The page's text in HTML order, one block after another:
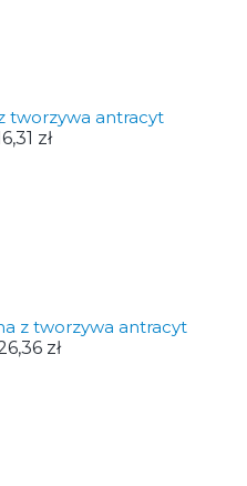
tworzywa antracyt
zł
z tworzywa antracyt
zł